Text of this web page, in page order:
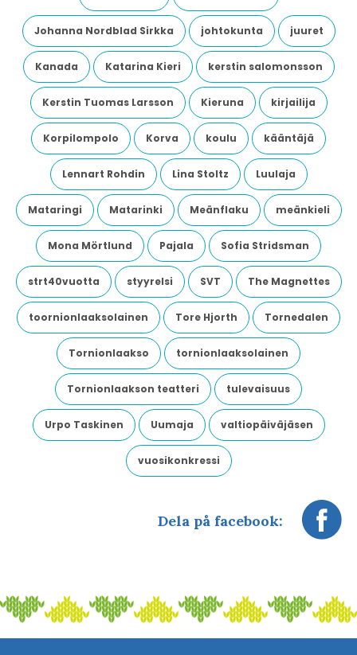
Johanna Nordblad Sirkka johtokunta juuret
Kanada Katarina Kieri kerstin salomonsson
Kerstin Tuomas Larsson Kieruna kirjailija
Korpilompolo Korva koulu kääntäjä
Lennart Rohdin Lina Stoltz Luulaja
Mataringi Matarinki Meänflaku meänkieli
Mona Mörtlund Pajala Sofia Stridsman
strt40vuotta styyrelsi SVT The Magnettes
toornionlaaksolainen Tore Hjorth Tornedalen
Tornionlaakso tornionlaaksolainen
Tornionlaakson teatteri tulevaisuus
Urpo Taskinen Uumaja valtiopäiväjäsen
vuosikonkressi
Dela på facebook: